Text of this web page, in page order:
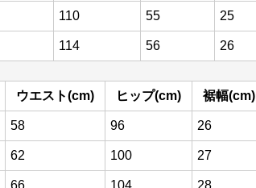
110 55 25
114 56 26
ウエスト(cm) ヒップ(cm) 裾幅(cm)
58 96 26
62 100 27
66 104 28